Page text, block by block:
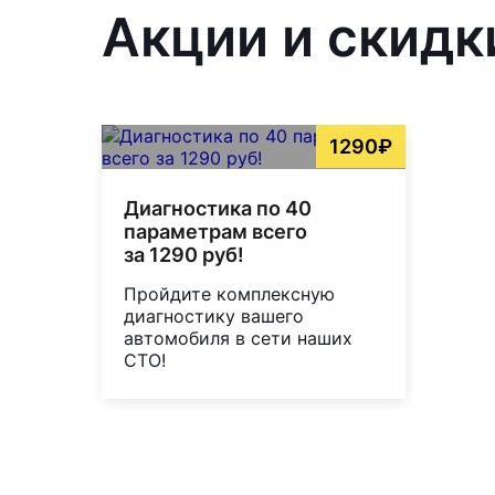
Акции и
1290₽
Диагностика по 40
параметрам всего
за 1290 руб!
Пройдите комплексную
диагностику вашего
автомобиля в сети наших
СТО!